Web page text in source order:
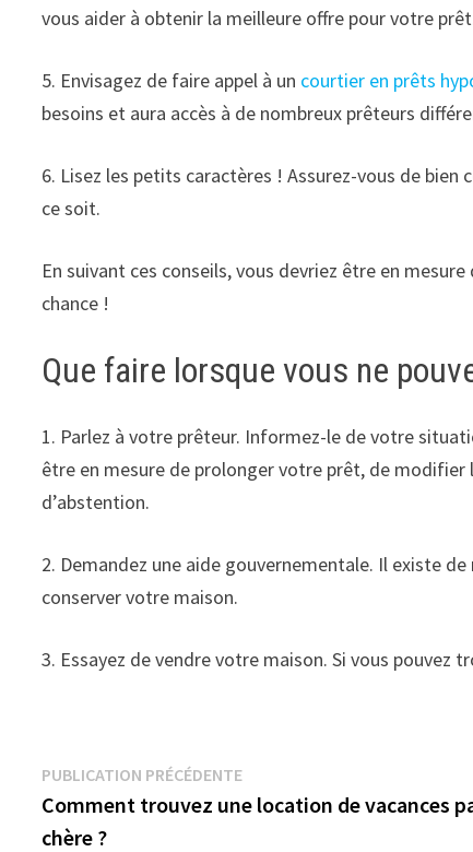
vous aider à obtenir la meilleure offre pour votre
5. Envisagez de faire appel à un courtier en prêts
besoins et aura accès à de nombreux prêteurs
6. Lisez les petits caractères ! Assurez-vous de
ce soit.
En suivant ces conseils, vous devriez être en
chance !
Que faire lorsque vous ne
1. Parlez à votre prêteur. Informez-le de votre
être en mesure de prolonger votre prêt, de
d’abstention.
2. Demandez une aide gouvernementale. Il existe
conserver votre maison.
3. Essayez de vendre votre maison. Si vous pouvez
Navigation
de
PUBLICATION PRÉCÉDENTE
Comment trouvez une location de vacances
chère ?